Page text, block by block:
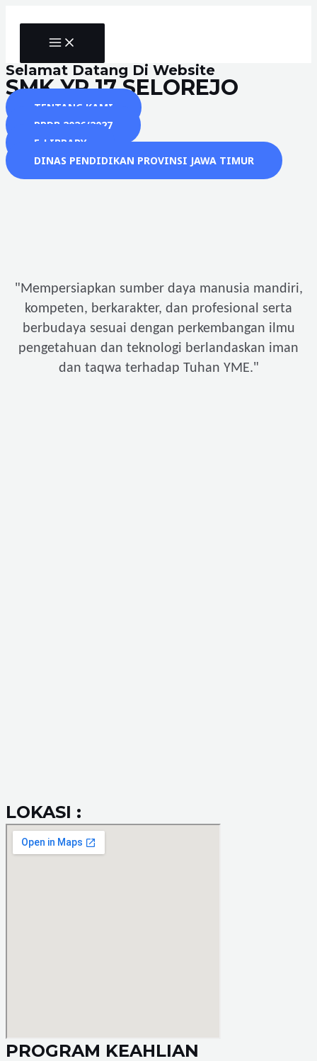
MAIN
MENU
Selamat Datang Di Website
SMK YP 17 SELOREJO
TENTANG KAMI
PPDB 2026/2027
E-LIBRARY
DINAS PENDIDIKAN PROVINSI JAWA TIMUR
"Mempersiapkan sumber daya manusia mandiri,
kompeten, berkarakter, dan profesional serta
berbudaya sesuai dengan perkembangan ilmu
pengetahuan dan teknologi berlandaskan iman
dan taqwa terhadap Tuhan YME."
LOKASI :
PROGRAM KEAHLIAN